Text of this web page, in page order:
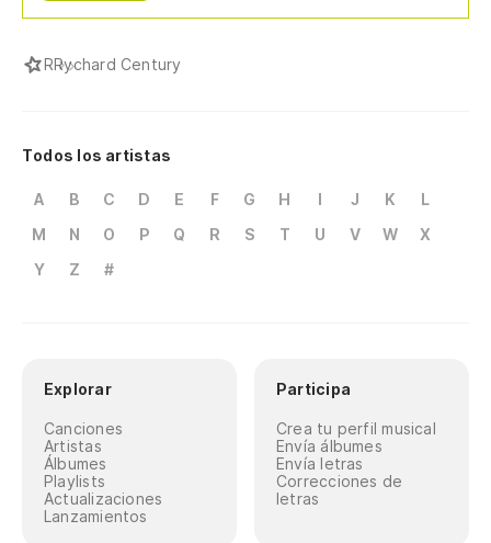
RRychard Century
Todos los artistas
A B C D E F G H I J K
L
M
N O P Q R S T U V W
X
Y
Z #
Explorar
Canciones
Artistas
Álbumes
Playlists
Actualizaciones
Lanzamientos
Participa
Crea tu perfil musical
Envía álbumes
Envía letras
Correcciones de
letras